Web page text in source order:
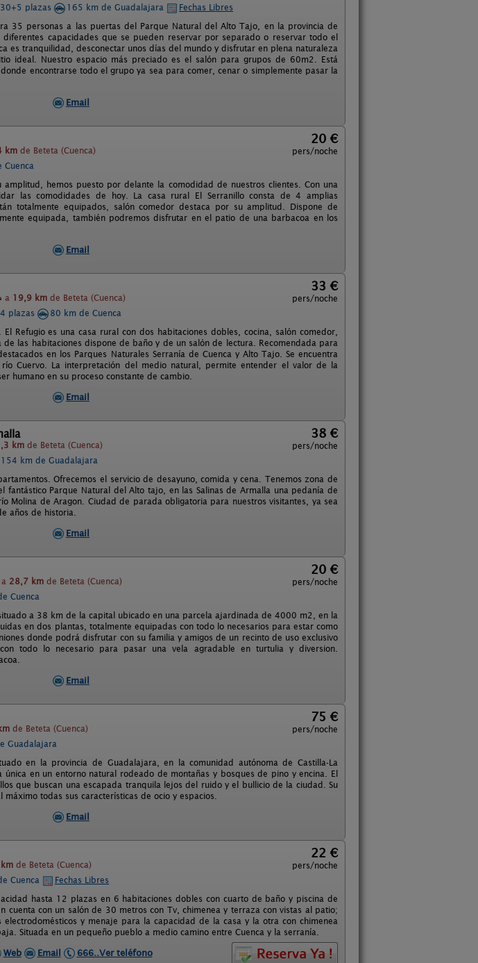
plazas 165 km de Guadalajara
Fechas Libres
35 personas a las puertas del Parque Natural del Alto Tajo, en la provincia de
capacidades que se pueden reservar por separado o reservar todo el
es tranquilidad, desconectar unos días del mundo y disfrutar en plena naturaleza
ideal. Nuestro espacio más preciado es el salón para grupos de 60m2. Está
encontrarse todo el grupo ya sea para comer, cenar o simplemente pasar la
Email
km de Beteta (Cuenca)
20 €
pers/noche
Cuenca
hemos puesto por delante la comodidad de nuestros clientes. Con una
las comodidades de hoy. La casa rural El Serranillo consta de 4 amplias
totalmente equipados, salón comedor destaca por su amplitud. Dispone de
equipada, también podremos disfrutar en el patio de una barbacoa en los
Email
a 19,9 km de Beteta (Cuenca)
33 €
pers/noche
plazas
80 km de Cuenca
Refugio es una casa rural con dos habitaciones dobles, cocina, salón comedor,
las habitaciones dispone de baño y de un salón de lectura. Recomendada para
en los Parques Naturales Serranía de Cuenca y Alto Tajo. Se encuentra
Cuervo. La interpretación del medio natural, permite entender el valor de la
humano en su proceso constante de cambio.
Email
km de Beteta (Cuenca)
38 €
pers/noche
154 km de Guadalajara
Ofrecemos el servicio de desayuno, comida y cena. Tenemos zona de
Parque Natural del Alto tajo, en las Salinas de Armalla una pedanía de
Molina de Aragon. Ciudad de parada obligatoria para nuestros visitantes, ya sea
años de historia.
Email
a 28,7 km de Beteta (Cuenca)
20 €
pers/noche
Cuenca
a 38 km de la capital ubicado en una parcela ajardinada de 4000 m2, en la
en dos plantas, totalmente equipadas con todo lo necesarios para estar como
donde podrá disfrutar con su familia y amigos de un recinto de uso exclusivo
todo lo necesario para pasar una vela agradable en turtulia y diversion.
Email
de Beteta (Cuenca)
75 €
pers/noche
Guadalajara
en la provincia de Guadalajara, en la comunidad autónoma de Castilla-La
única en un entorno natural rodeado de montañas y bosques de pino y encina. El
que buscan una escapada tranquila lejos del ruido y el bullicio de la ciudad. Su
todas sus características de ocio y espacios.
Email
de Beteta (Cuenca)
22 €
pers/noche
Cuenca
Fechas Libres
hasta 12 plazas en 6 habitaciones dobles con cuarto de baño y piscina de
cuenta con un salón de 30 metros con Tv, chimenea y terraza con vistas al patio;
y menaje para la capacidad de la casa y la otra con chimenea
Situada en un pequeño pueblo a medio camino entre Cuenca y la serranía.
Web
Email 666..Ver teléfono